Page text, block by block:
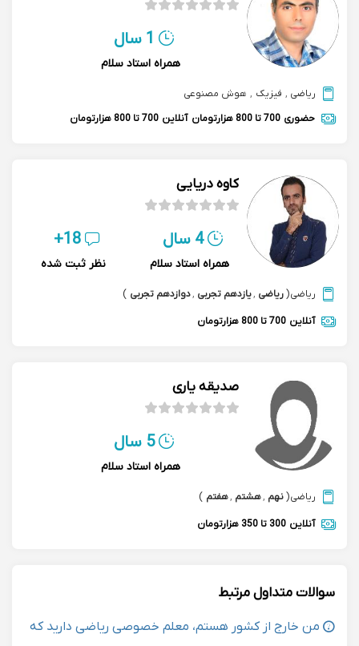
1 سال
همراه استاد سلام
ریاضی , فیزیک , هوش مصنوعی
حضوری 700 تا 800 هزارتومان آنلاین 700 تا 800 هزارتومان
کاوه دریایی
4 سال
همراه استاد سلام
18+
نظر ثبت شده
ریاضی(ریاضی ,یازدهم تجربی ,دوازدهم تجربی )
آنلاین 700 تا 800 هزارتومان
صدیقه یاری
5 سال
همراه استاد سلام
ریاضی(نهم ,هشتم ,هفتم )
آنلاین 300 تا 350 هزارتومان
سوالات متداول مرتبط
من خارج از کشور هستم، معلم خصوصی ریاضی دارید که